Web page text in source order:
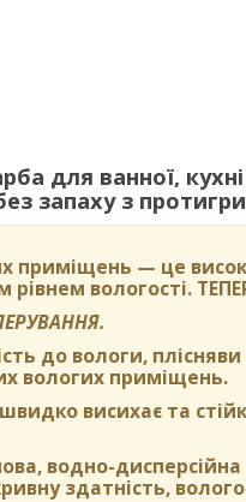
для ванної,
запаху з
приміщень — це
вологості.
до вологи,
вологих приміщень.
висихає та
водно-
здатність,